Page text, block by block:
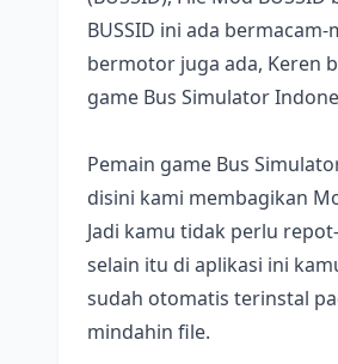
BUSSID ini ada
bermotor juga ada, Keren
game Bus Simulator
Pemain game Bus
disini kami membagikan
Jadi kamu tidak perlu
selain itu di aplikasi ini
sudah otomatis terinstal
mindahin file.